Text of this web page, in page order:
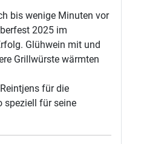
bis wenige Minuten vor
2025 im
Glühwein mit und
Grillwürste wärmten
für die
speziell für seine